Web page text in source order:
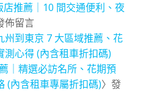
推薦｜10 間交通便利、夜
佈留言
州到東京 7 大區域推薦、花
心得 (內含租車折扣碼)
｜精選必訪名所、花期預
(內含租車專屬折扣碼)〉發